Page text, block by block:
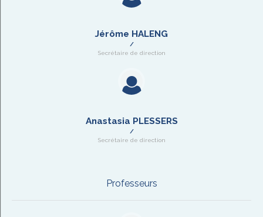
Jérôme HALENG
Secrétaire de direction
Anastasia PLESSERS
Secrétaire de direction
Professeurs